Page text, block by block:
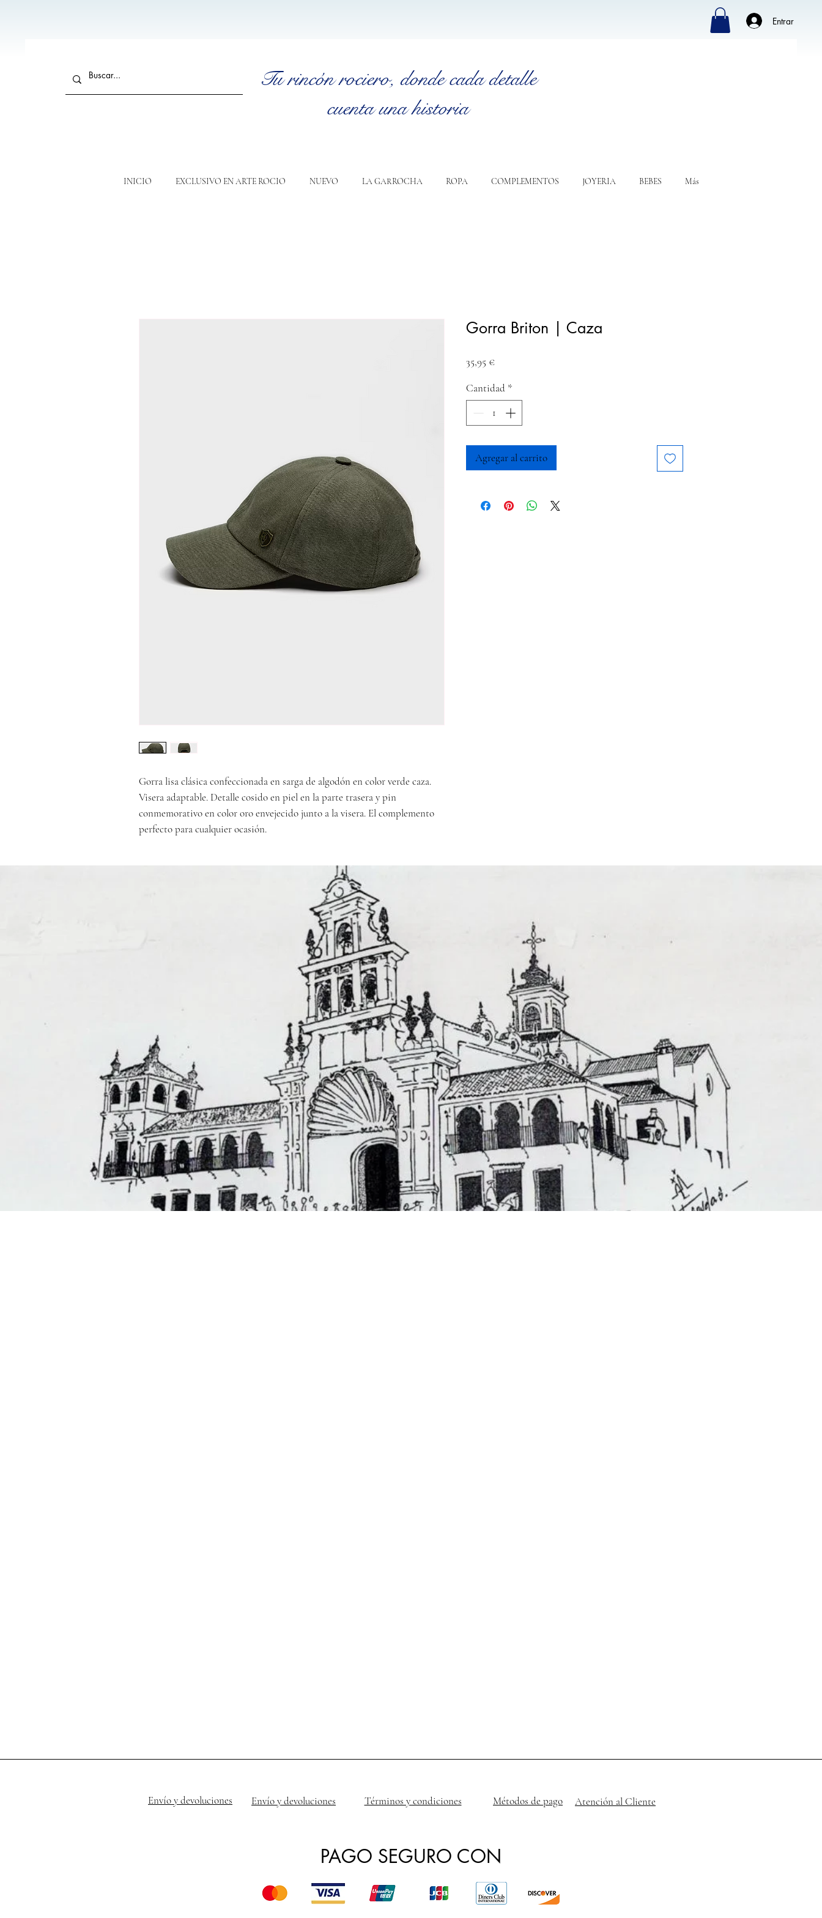
Entrar
Tu rincón rociero, donde cada detalle
cuenta una historia
INICIO EXCLUSIVO EN ARTE ROCIO NUEVO LA GARROCHA ROPA COMPLEMENTOS JOYERIA BEBES Más
Gorra lisa clásica confeccionada en sarga de algodón en color verde caza.
Visera adaptable. Detalle cosido en piel en la parte trasera y pin
conmemorativo en color oro envejecido junto a la visera. El complemento
perfecto para cualquier ocasión.
Gorra Briton | Caza
35,95 €Precio
Cantidad *
Agregar al carrito
Envío y devoluciones Envío y devoluciones Términos y condiciones Métodos de pago Atención al Cliente
PAGO SEGURO CON